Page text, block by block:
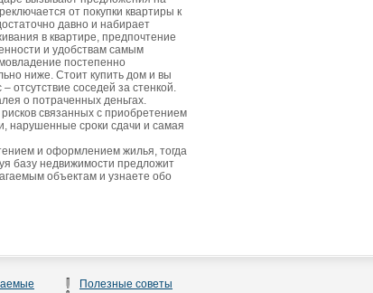
от покупки квартиры к
давно и набирает
в квартире, предпочтение
и удобствам самым
постепенно
ниже. Стоит купить дом и вы
отсутствие соседей за стенкой.
о потраченных деньгах.
связанных с приобретением
нарушенные сроки сдачи и самая
и оформлением жилья, тогда
базу недвижимости предложит
объектам и узнаете обо
Полезные советы